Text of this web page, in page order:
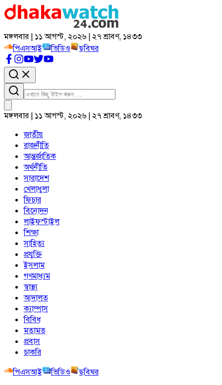
মঙ্গলবার | ১১ আগস্ট, ২০২৬ | ২৭ শ্রাবণ, ১৪৩৩
পিএসআই
ভিডিও ছবিঘর
মঙ্গলবার | ১১ আগস্ট, ২০২৬ | ২৭ শ্রাবণ, ১৪৩৩
জাতীয়
রাজনীতি
আন্তর্জাতিক
অর্থনীতি
সারাদেশ
খেলাধুলা
ফিচার
বিনোদন
লাইফস্টাইল
শিক্ষা
সাহিত্য
প্রযুক্তি
ইসলাম
গণমাধ্যম
স্বাস্থ্য
আদালত
ক্যাম্পাস
বিবিধ
মতামত
প্রবাস
চাকরি
পিএসআই
ভিডিও
ছবিঘর